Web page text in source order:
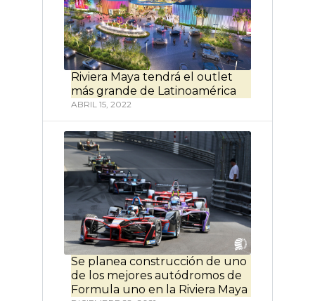
Riviera Maya tendrá el outlet
más grande de Latinoamérica
ABRIL 15, 2022
Se planea construcción de uno
de los mejores autódromos de
Formula uno en la Riviera Maya